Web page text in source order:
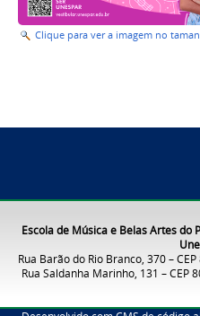
Clique para ver a imagem no
Escola de Música e Belas Artes do
Rua Barão do Rio Branco, 370 –
Rua Saldanha Marinho, 131 – CEP